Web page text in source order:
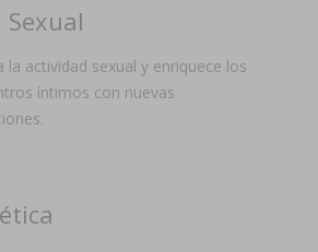
Sexual
la actividad sexual y enriquece los
íntimos con nuevas